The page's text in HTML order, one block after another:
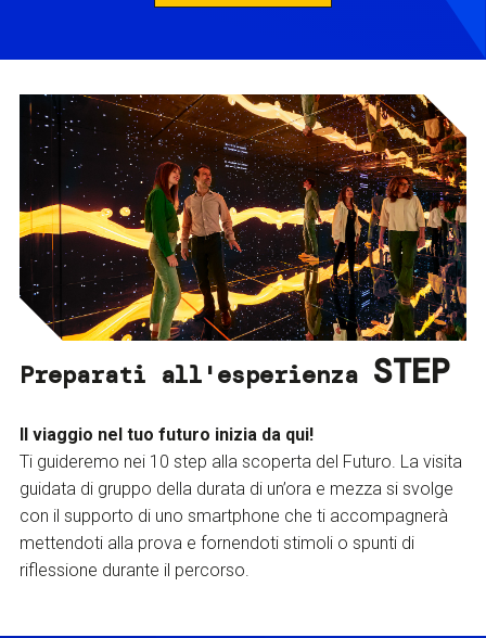
Preparati all'esperienza STEP
Il viaggio nel tuo futuro inizia da qui!
Ti guideremo nei 10 step alla scoperta del Futuro. La visita
guidata di gruppo della durata di un’ora e mezza si svolge
con il supporto di uno smartphone che ti accompagnerà
mettendoti alla prova e fornendoti stimoli o spunti di
riflessione durante il percorso.